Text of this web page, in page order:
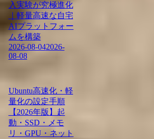
入実験が究極進化
｜軽量高速な自宅
AIプラットフォー
ムを構築
2026-08-042026-
08-08
Ubuntu高速化・軽
量化の設定手順
【2026年版】起
動・SSD・メモ
リ・GPU・ネット